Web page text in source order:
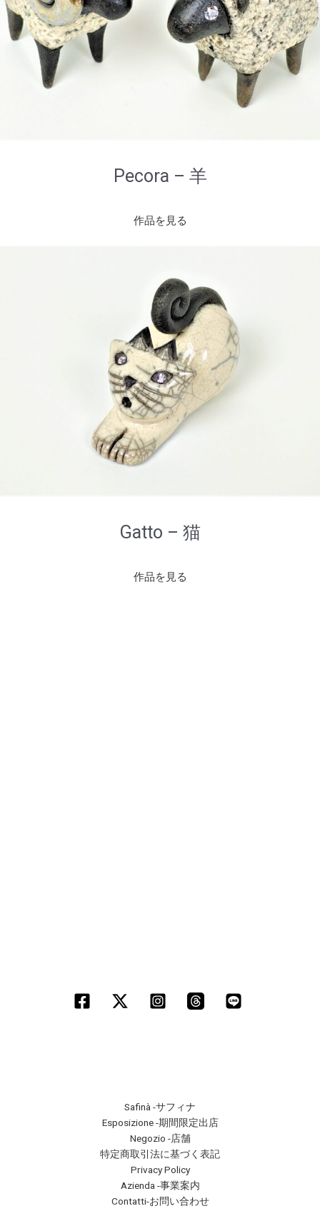
Pecora – 羊
作品を見る
Gatto – 猫
作品を見る
Safinà -サフィナ
Esposizione -期間限定出店
Negozio -店舗
特定商取引法に基づく表記
Privacy Policy
Azienda -事業案内
Contatti-お問い合わせ